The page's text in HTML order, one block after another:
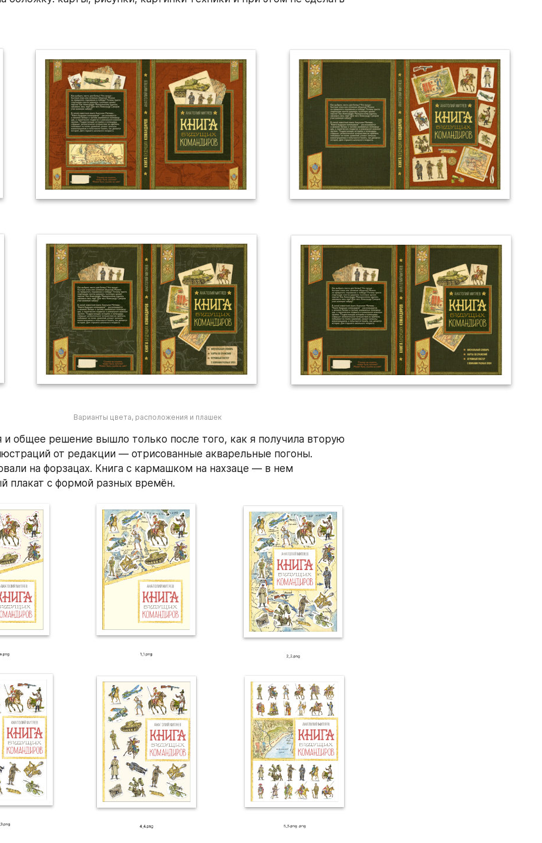
Варианты цвета, расположения и плашек
и общее решение вышло только после того, как я получила вторую
от редакции — отрисованные акварельные погоны.
на форзацах. Книга с кармашком на нахзаце — в нем
плакат с формой разных времён.